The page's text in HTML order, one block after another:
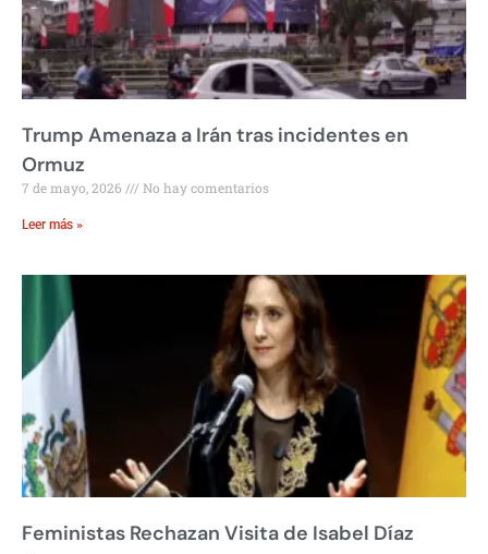
Trump Amenaza a Irán tras incidentes en
Ormuz
7 de mayo, 2026 No hay comentarios
Leer más »
Feministas Rechazan Visita de Isabel Díaz